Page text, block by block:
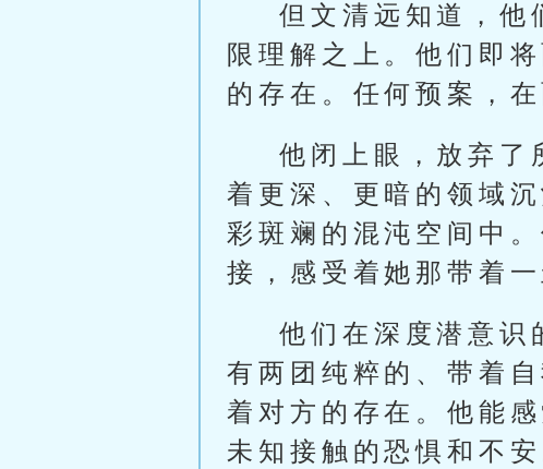
但文清远知道，他
限理解之上。他们即
的存在。任何预案，
他闭上眼，放弃了
着更深、更暗的领域
彩斑斓的混沌空间中
接，感受着她那带着
他们在深度潜意识
有两团纯粹的、带着
着对方的存在。他能
未知接触的恐惧和不